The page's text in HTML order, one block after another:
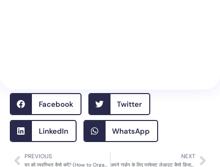
Facebook Twitter
LinkedIn WhatsApp
Prev
PREVIOUS
घर को व्यवस्थित कैसे करें? (How to Organize Your Home in Hindi) 15 FAQs
NEXT
अपने गार्डन के लिए परफेक्ट लेआउट कैसे डिजाइन करें – आसान और असरदार तरीके